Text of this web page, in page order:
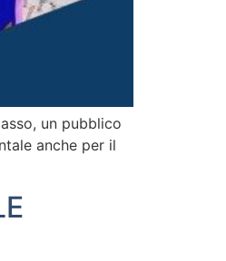
un pubblico
anche per il